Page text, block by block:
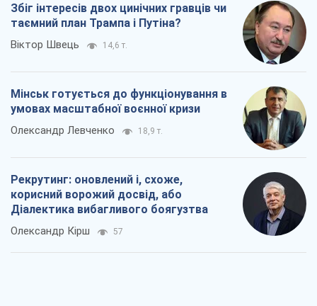
Збіг інтересів двох цинічних гравців чи
таємний план Трампа і Путіна?
Віктор Швець 14,6 т.
Мінськ готується до функціонування в
умовах масштабної воєнної кризи
Олександр Левченко 18,9 т.
Рекрутинг: оновлений і, схоже,
корисний ворожий досвід, або
Діалектика вибагливого боягузтва
Олександр Кірш 57